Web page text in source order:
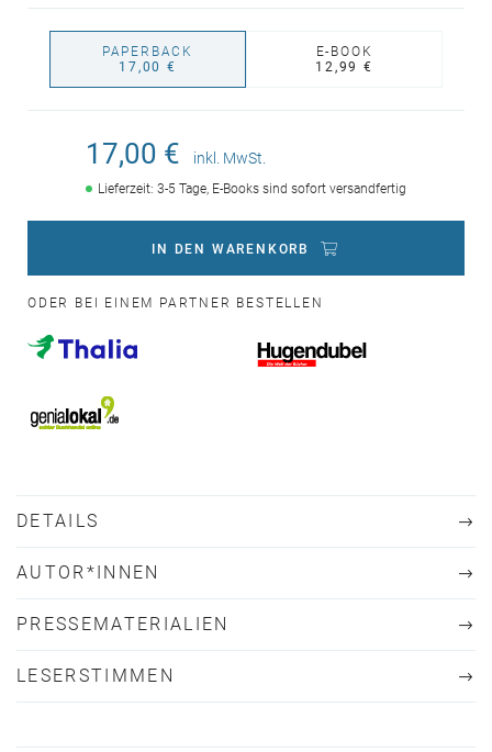
PAPERBACK
17,00 €
E-BOOK
12,99 €
17,00 € inkl. MwSt.
Lieferzeit: 3-5 Tage, E-Books sind sofort versandfertig
IN DEN WARENKORB
ODER BEI EINEM PARTNER BESTELLEN
DETAILS
AUTOR*INNEN
PRESSEMATERIALIEN
LESERSTIMMEN